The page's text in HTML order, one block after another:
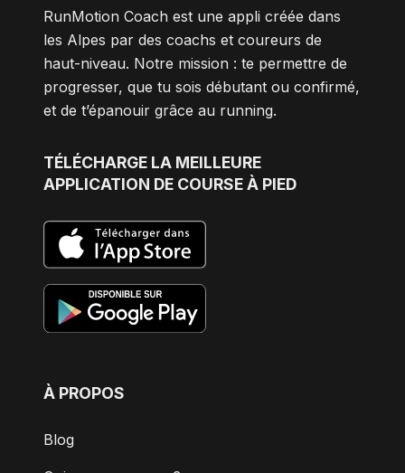
RunMotion Coach est une appli créée dans
les Alpes par des coachs et coureurs de
haut-niveau. Notre mission : te permettre de
progresser, que tu sois débutant ou confirmé,
et de t’épanouir grâce au running.
TÉLÉCHARGE LA MEILLEURE
APPLICATION DE COURSE À PIED
À PROPOS
Blog